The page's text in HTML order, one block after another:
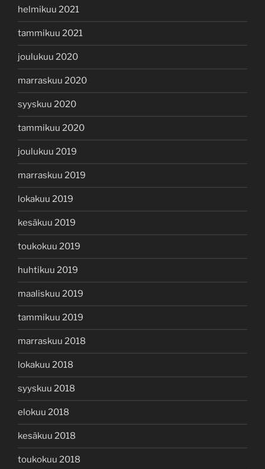
helmikuu 2021
tammikuu 2021
joulukuu 2020
marraskuu 2020
syyskuu 2020
tammikuu 2020
joulukuu 2019
marraskuu 2019
lokakuu 2019
kesäkuu 2019
toukokuu 2019
huhtikuu 2019
maaliskuu 2019
tammikuu 2019
marraskuu 2018
lokakuu 2018
syyskuu 2018
elokuu 2018
kesäkuu 2018
toukokuu 2018